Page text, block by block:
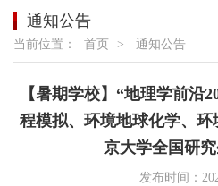
通知公告
当前位置： 首页 > 通知公告
【暑期学校】“地理学前沿
程模拟、环境地球化学、
京大学全国研
发布时间：